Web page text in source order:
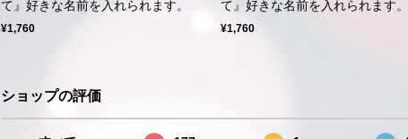
て』好きな名前を入れられます。
¥1,760
て』好きな名前を入れられます。
¥1,760
ショップの評価